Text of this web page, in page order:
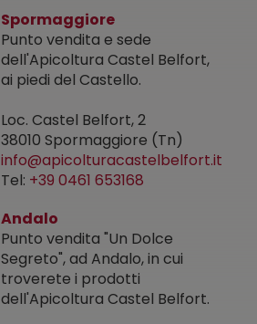
Spormaggiore
Punto vendita e sede
dell'Apicoltura Castel Belfort,
ai piedi del Castello.
Loc. Castel Belfort, 2
38010 Spormaggiore (Tn)
info@apicolturacastelbelfort.it
Tel: +39 0461 653168
Andalo
Punto vendita "Un Dolce
Segreto", ad Andalo, in cui
troverete i prodotti
dell'Apicoltura Castel Belfort.